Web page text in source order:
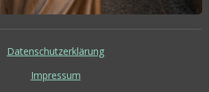
Datenschutzerklärung
Impressum